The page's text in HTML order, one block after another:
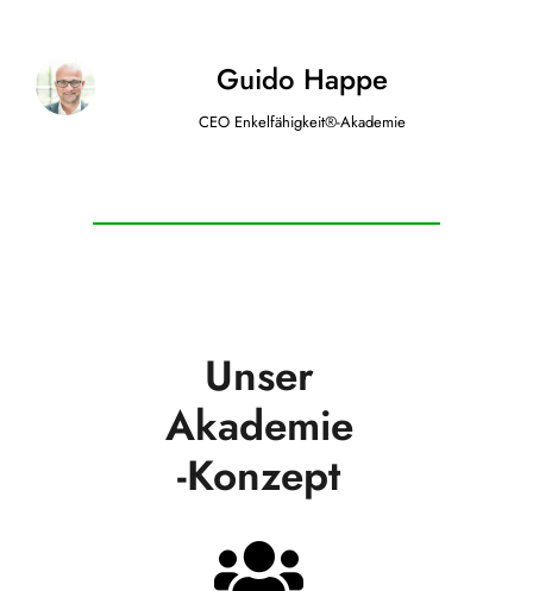
Guido Happe
CEO Enkelfähigkeit®-Akademie
Unser
Akademie
-Konzept